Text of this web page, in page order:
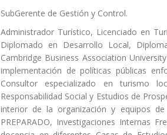
SubGerente de Gestión y Control.
Administrador Turístico, Licenciado en
Diplomado en Desarrollo Local,
Cambridge Business Association
implementación de políticas públicas
Consultor especializado en turismo
Responsabilidad Social y Estudios de
interior de la organización y equipos de
PREPARADO, Investigaciones Internas